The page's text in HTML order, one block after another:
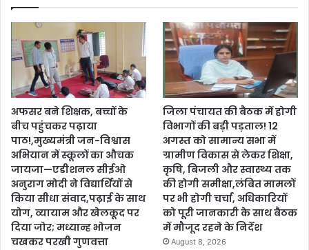
अफसर बने शिक्षक, बच्चों के
बीच पहुंचकर पढ़ाया
पाठ!,मुख्यमंत्री जन-विश्वास
अभियान में स्कूलों का औचक
जायजा—एडीशनल सीईओ
अनुराग मोदी ने विद्यार्थियों से
किया सीधा संवाद,पढ़ाई के साथ
योग, व्यायाम और खेलकूद पर
दिया जोर; मध्यान्ह भोजन
चखकर परखी गुणवत्ता
जिला पंचायत की बैठक में होगी
विभागों की बड़ी पड़ताल! 12
अगस्त को सामान्य सभा में
ग्रामीण विकास से लेकर शिक्षा,
कृषि, बिजली और स्वास्थ्य तक
की होगी समीक्षा,लंबित मामलों
पर भी होगी चर्चा, अधिकारियों
को पूरी जानकारी के साथ बैठक
में मौजूद रहने के निर्देश
August 8, 2026